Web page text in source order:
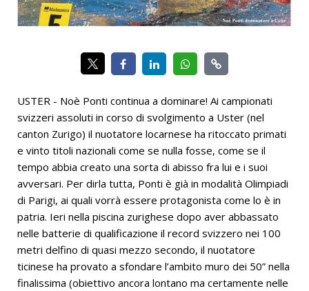
USTER - Noè Ponti continua a dominare! Ai campionati
svizzeri assoluti in corso di svolgimento a Uster (nel
canton Zurigo) il nuotatore locarnese ha ritoccato primati
e vinto titoli nazionali come se nulla fosse, come se il
tempo abbia creato una sorta di abisso fra lui e i suoi
avversari. Per dirla tutta, Ponti è già in modalità Olimpiadi
di Parigi, ai quali vorrà essere protagonista come lo è in
patria. Ieri nella piscina zurighese dopo aver abbassato
nelle batterie di qualificazione il record svizzero nei 100
metri delfino di quasi mezzo secondo, il nuotatore
ticinese ha provato a sfondare l’ambito muro dei 50” nella
finalissima (obiettivo ancora lontano ma certamente nelle